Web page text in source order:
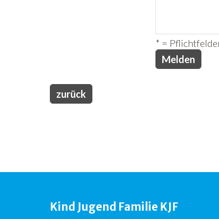
* =
zurück
Kind Jugend Familie KJF